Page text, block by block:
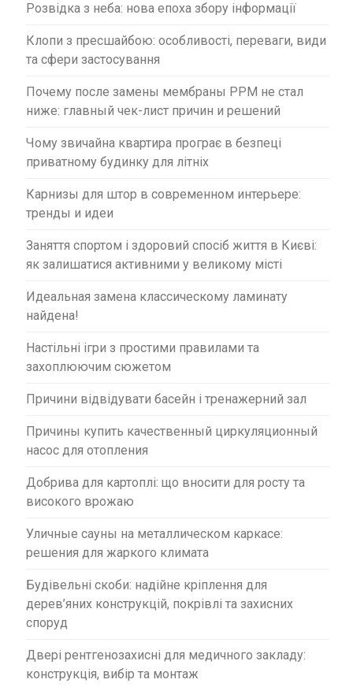
Розвідка з неба: нова епоха збору інформації
Клопи з пресшайбою: особливості, переваги, види
та сфери застосування
Почему после замены мембраны PPM не стал
ниже: главный чек-лист причин и решений
Чому звичайна квартира програє в безпеці
приватному будинку для літніх
Карнизы для штор в современном интерьере:
тренды и идеи
Заняття спортом і здоровий спосіб життя в Києві:
як залишатися активними у великому місті
Идеальная замена классическому ламинату
найдена!
Настільні ігри з простими правилами та
захоплюючим сюжетом
Причини відвідувати басейн і тренажерний зал
Причины купить качественный циркуляционный
насос для отопления
Добрива для картоплі: що вносити для росту та
високого врожаю
Уличные сауны на металлическом каркасе:
решения для жаркого климата
Будівельні скоби: надійне кріплення для
дерев’яних конструкцій, покрівлі та захисних
споруд
Двері рентгенозахисні для медичного закладу:
конструкція, вибір та монтаж